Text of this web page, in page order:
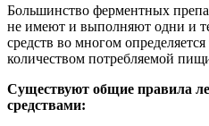
Большинство ферментных
не имеют и выполняют одни и
средств во многом
количеством потребляемой
Существуют общие правила
средствами: